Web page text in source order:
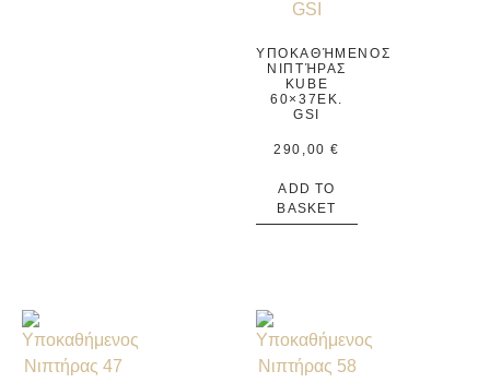
ΥΠΟΚΑΘΉΜΕΝΟΣ
ΝΙΠΤΉΡΑΣ
KUBE
60×37ΕΚ.
GSI
290,00€
ADD TO
BASKET